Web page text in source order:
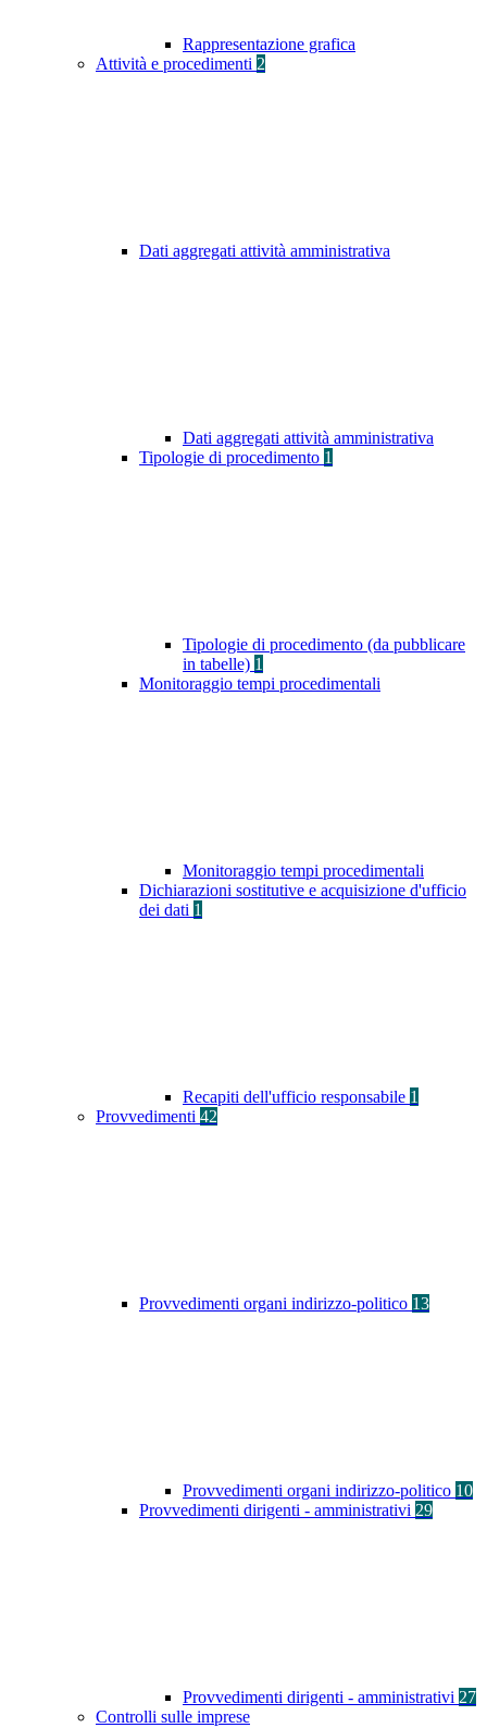
Rappresentazione grafica
Attività e procedimenti 2
Dati aggregati attività amministrativa
Dati aggregati attività amministrativa
Tipologie di procedimento 1
Tipologie di procedimento (da pubblicare
in tabelle) 1
Monitoraggio tempi procedimentali
Monitoraggio tempi procedimentali
Dichiarazioni sostitutive e acquisizione d'ufficio
dei dati 1
Recapiti dell'ufficio responsabile 1
Provvedimenti 42
Provvedimenti organi indirizzo-politico 13
Provvedimenti organi indirizzo-politico 10
Provvedimenti dirigenti - amministrativi 29
Provvedimenti dirigenti - amministrativi 27
Controlli sulle imprese